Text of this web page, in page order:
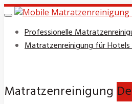
Skip
to
main
content
Toggle
Professionelle
Matratzenreinigung für Hotels
Matratzenreinigung